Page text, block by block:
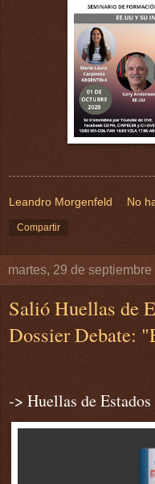
Leandro Morgenfeld No
Compartir
martes, 29 de
Salió Huellas de
Dossier Debate:
-> Huellas de